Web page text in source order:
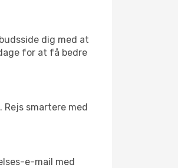
dig med at
for at få bedre
smartere med
e-mail med